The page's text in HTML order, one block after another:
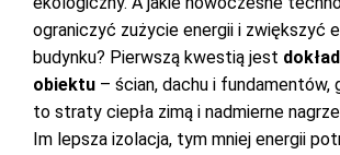
ograniczyć zużycie energii i zwiększyć
budynku? Pierwszą kwestią jest
obiektu – ścian, dachu i fundamentów,
to straty ciepła zimą i nadmierne
Im lepsza izolacja, tym mniej energii